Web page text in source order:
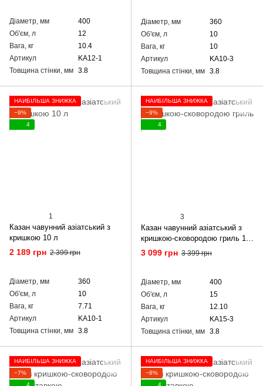
Діаметр, мм
400
Об'єм, л
12
Вага, кг
10.4
Артикул
KA12-1
Товщина стінки, мм 3.8
Діаметр, мм
360
Об'єм, л
10
Вага, кг
10
Артикул
KA10-3
Товщина стінки, мм 3.8
НАЙБІЛЬША ЗНИЖКА
−9%
4
1
Казан чавунний азіатський з
кришкою 10 л
2 189 грн 2 399 грн
Діаметр, мм
360
Об'єм, л
10
Вага, кг
7.71
Артикул
KA10-1
Товщина стінки, мм 3.8
НАЙБІЛЬША ЗНИЖКА
−9%
4
3
Казан чавунний азіатський з
кришкою-сковородою гриль 15
л
3 099 грн 3 399 грн
Діаметр, мм
400
Об'єм, л
15
Вага, кг
12.10
Артикул
KA15-3
Товщина стінки, мм 3.8
НАЙБІЛЬША ЗНИЖКА
−7%
4
НАЙБІЛЬША ЗНИЖКА
−8%
4